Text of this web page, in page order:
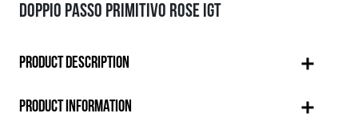
DOPPIO PASSO PRIMITIVO ROSE IGT
PRODUCT DESCRIPTION
PRODUCT INFORMATION